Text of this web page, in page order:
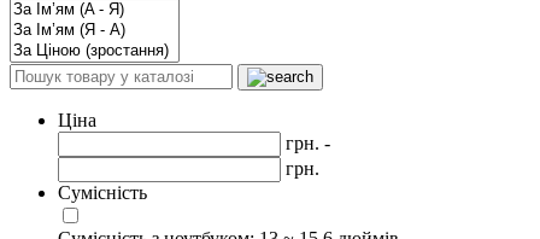
Ціна
грн. -
грн.
Сумісність